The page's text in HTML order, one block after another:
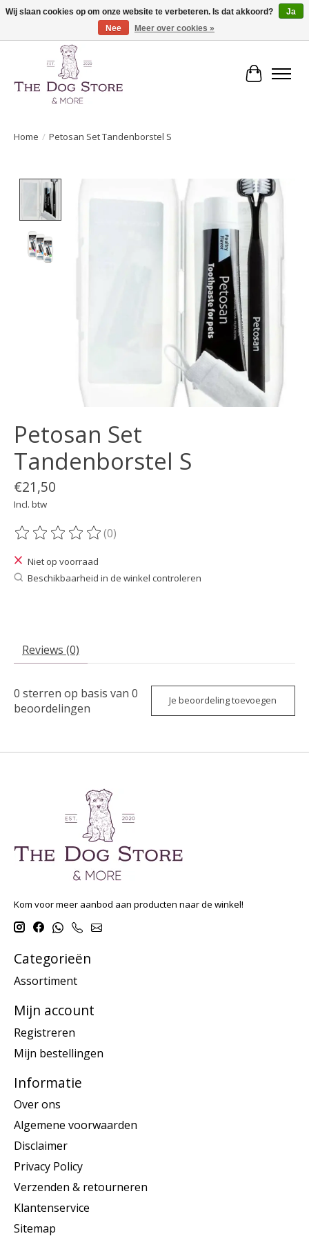
De speciaalzaak in hondenartikelen en meer!
Home / Petosan Set Tandenborstel S
Product image slideshow Items
Petosan Set
Tandenborstel S
€21,50
Incl. btw
De beoordeling van dit product is
(0)
Niet op voorraad
Beschikbaarheid in de winkel controleren
Reviews (0)
0 sterren op basis van 0
beoordelingen
Je beoordeling toevoegen
Kom voor meer aanbod aan producten naar de winkel!
Categorieën
Assortiment
Mijn account
Registreren
Mijn bestellingen
Informatie
Over ons
Algemene voorwaarden
Disclaimer
Privacy Policy
Verzenden & retourneren
Klantenservice
Sitemap
Wij slaan cookies op om onze website te verbeteren. Is dat akkoord?
Ja
Nee
Meer over cookies »